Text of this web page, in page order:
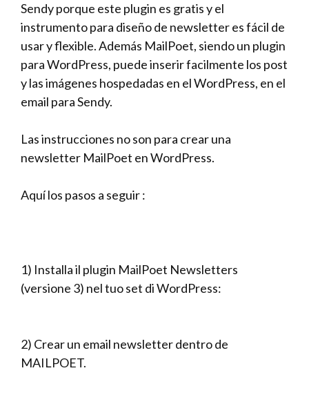
Sendy porque este plugin es gratis y el
instrumento para diseño de newsletter es fácil de
usar y flexible. Además MailPoet, siendo un plugin
para WordPress, puede inserir facilmente los post
y las imágenes hospedadas en el WordPress, en el
email para Sendy.
Las instrucciones no son para crear una
newsletter MailPoet en WordPress.
Aquí los pasos a seguir :
1) Installa il plugin MailPoet Newsletters
(versione 3) nel tuo set di WordPress:
2) Crear un email newsletter dentro de
MAILPOET.